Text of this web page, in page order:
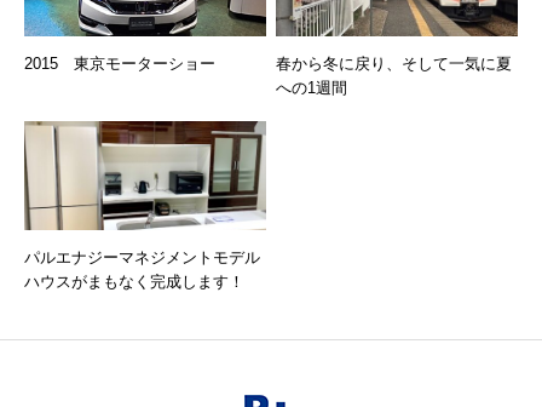
2015 東京モーターショー
春から冬に戻り、そして一気に夏
への1週間
パルエナジーマネジメントモデル
ハウスがまもなく完成します！